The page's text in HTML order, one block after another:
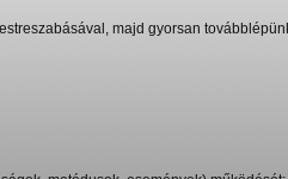
majd gyorsan